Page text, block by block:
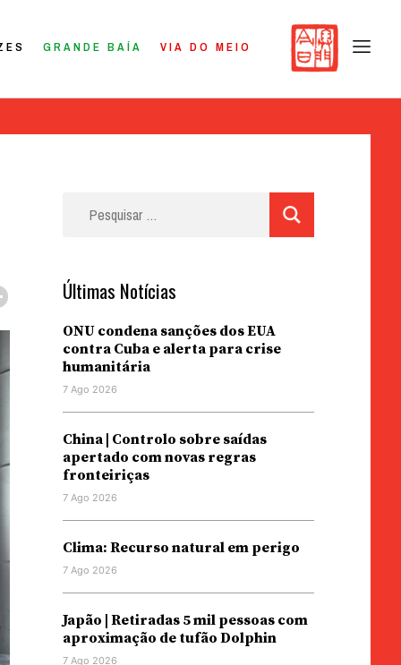
GRANDE BAÍA VIA DO MEIO
Últimas Notícias
ONU condena sanções dos EUA
contra Cuba e alerta para crise
humanitária
7 Ago 2026
China | Controlo sobre saídas
apertado com novas regras
fronteiriças
7 Ago 2026
Clima: Recurso natural em perigo
7 Ago 2026
Japão | Retiradas 5 mil pessoas com
aproximação de tufão Dolphin
7 Ago 2026